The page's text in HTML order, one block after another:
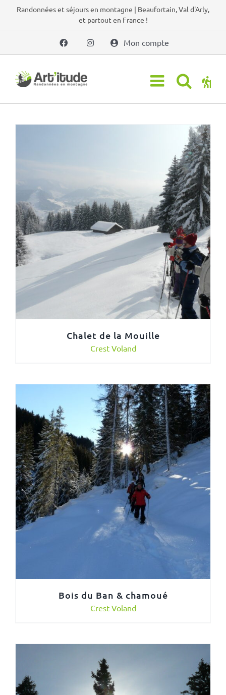
PasserRandonnées et séjours en montagne | Beaufortain, Val d'Arly,
et partout en France !
Mon compte
Chalet de la Mouille
Crest Voland
Bois du Ban & chamoué
Crest Voland